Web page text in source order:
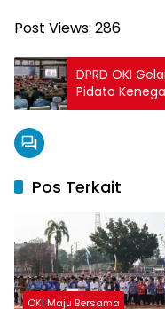
Post Views: 286
DPRD OKI
Pidato
Pos Terkait
OKI Maju Bersama